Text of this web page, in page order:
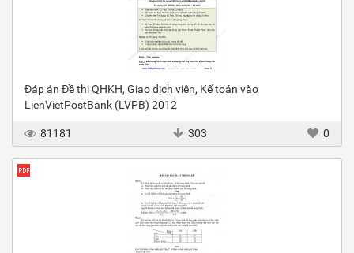
Đáp án Đề thi QHKH, Giao dịch viên, Kế toán vào
LienVietPostBank (LVPB) 2012
81181 303 0